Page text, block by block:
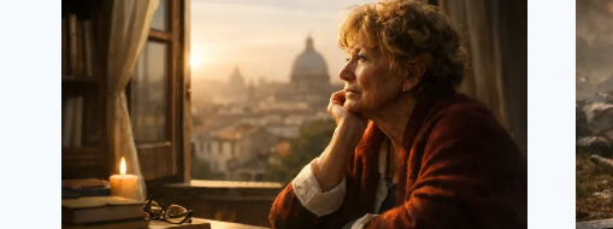
MESTIERI
COMUNITÀ
DA
NORD
A
SUD